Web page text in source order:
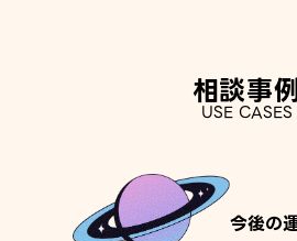
相談事
USE CASES
今後の